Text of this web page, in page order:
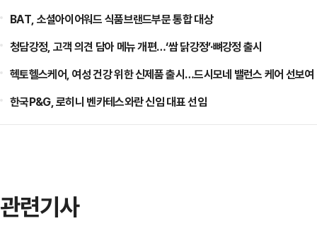
BAT, 소셜아이어워드 식품브랜드부문 통합 대상
청담강정, 고객 의견 담아 메뉴 개편…‘쌈 닭강정’·뼈강정 출시
헥토헬스케어, 여성 건강 위한 신제품 출시…드시모네 밸런스 케어 선보여
한국P&G, 로히니 벤카테스와란 신임 대표 선임
관련기사